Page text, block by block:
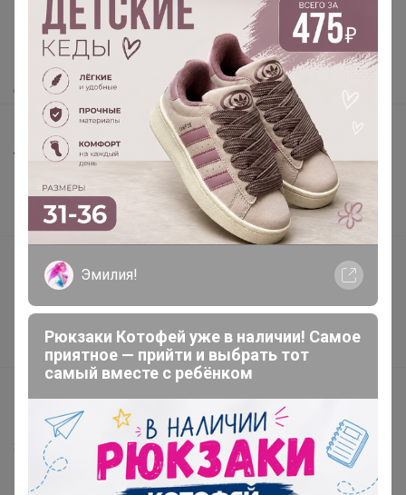
Как сделать заказ?
Как получить?
Доставка
Шоурумы
Торговые марки
Наша команда
В наличии
Подарочные сертификаты
Реклама на сайте
Поставщикам
Вакансии
Написать в поддержку
Защита покупателя
Помощь
Эмилия!
Рюкзаки Котофей уже в наличии! Самое
приятное — прийти и выбрать тот
самый вместе с ребёнком